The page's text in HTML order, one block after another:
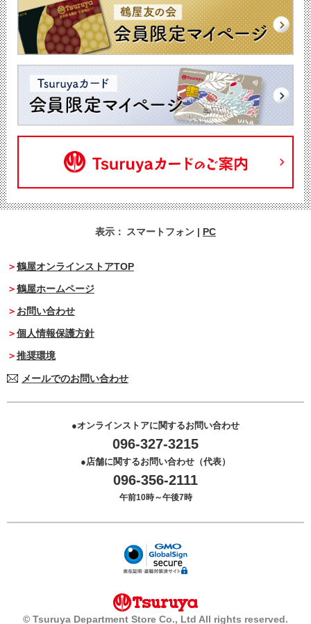
表示： スマートフォン | PC
鶴屋オンラインストアTOP
鶴屋ホームページ
お問い合わせ
個人情報保護方針
推奨環境
メールでのお問い合わせ
オンラインストアに関するお問い合わせ
096-327-3215
店舗に関するお問い合わせ（代表）
096-356-2111
午前10時～午後7時
© Tsuruya Department Store Co., Ltd All rights reserved.